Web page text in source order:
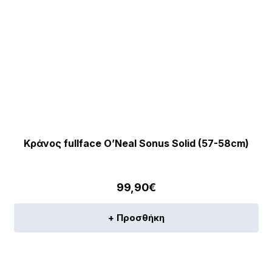
Κράνος fullface O’Neal Sonus Solid (57-58cm)
99,90€
+ Προσθήκη